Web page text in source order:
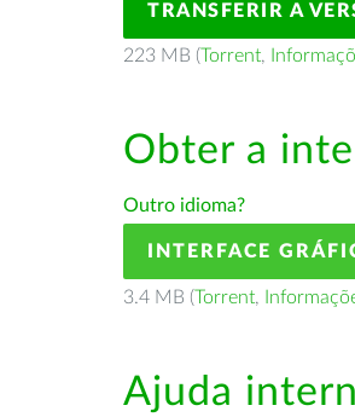
TRANSFERIR A
223 MB (Torrent,
Obter a
Outro idioma?
INTERFACE
3.4 MB (Torrent,
Ajuda